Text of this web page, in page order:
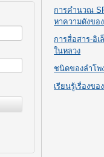
การคำนวณ
หาความดังขอ
การสื่อสาร-อิ
ในหลวง
ชนิดของลำโพ
เรียนรู้เรื่องขอ